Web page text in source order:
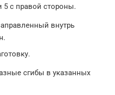
5 с правой стороны.
внутрь
сгибы в указанных